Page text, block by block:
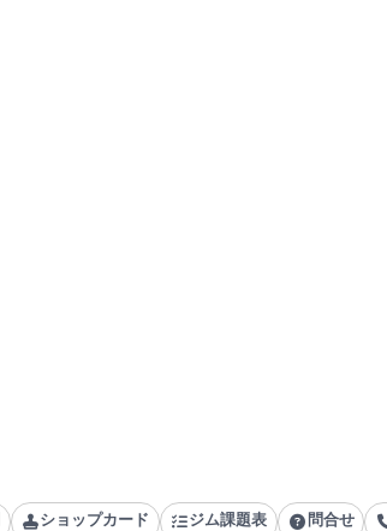
ショップカード ジム課題表 問合せ